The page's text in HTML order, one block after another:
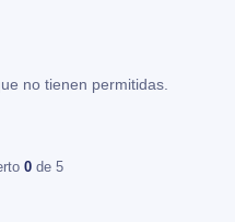
no tienen permitidas.
0 de 5